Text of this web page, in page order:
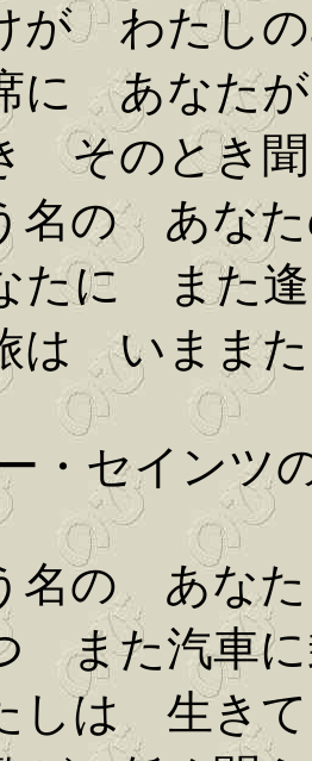
が わたし
に あなた
そのとき
名の あな
たに また
は いまま
・セインツ
名の あな
また汽車
しは 生き